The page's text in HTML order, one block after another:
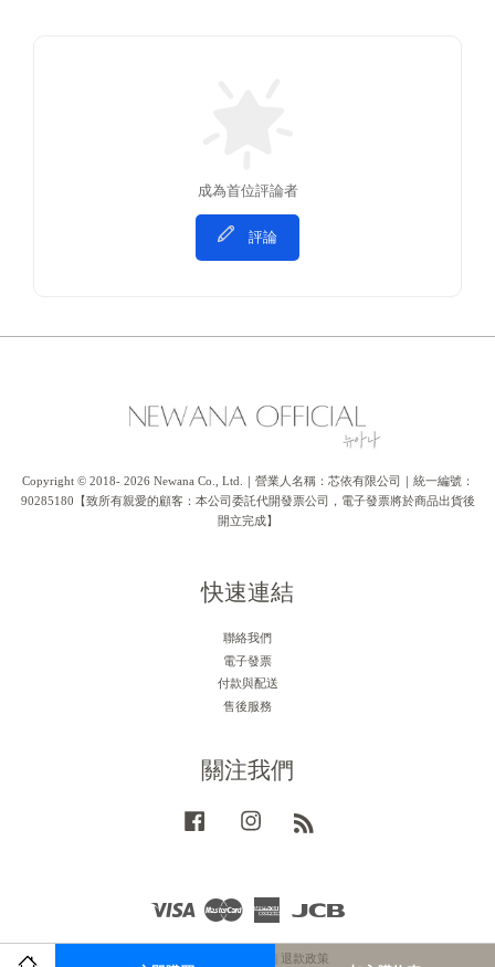
成為首位評論者
評論
Copyright © 2018- 2026 Newana Co., Ltd.｜營業人名稱：芯依有限公司｜統一編號：
90285180【致所有親愛的顧客：本公司委託代開發票公司，電子發票將於商品出貨後
開立完成】
快速連結
聯絡我們
電子發票
付款與配送
售後服務
關注我們
Facebook Instagram
Visa
American
退款政策